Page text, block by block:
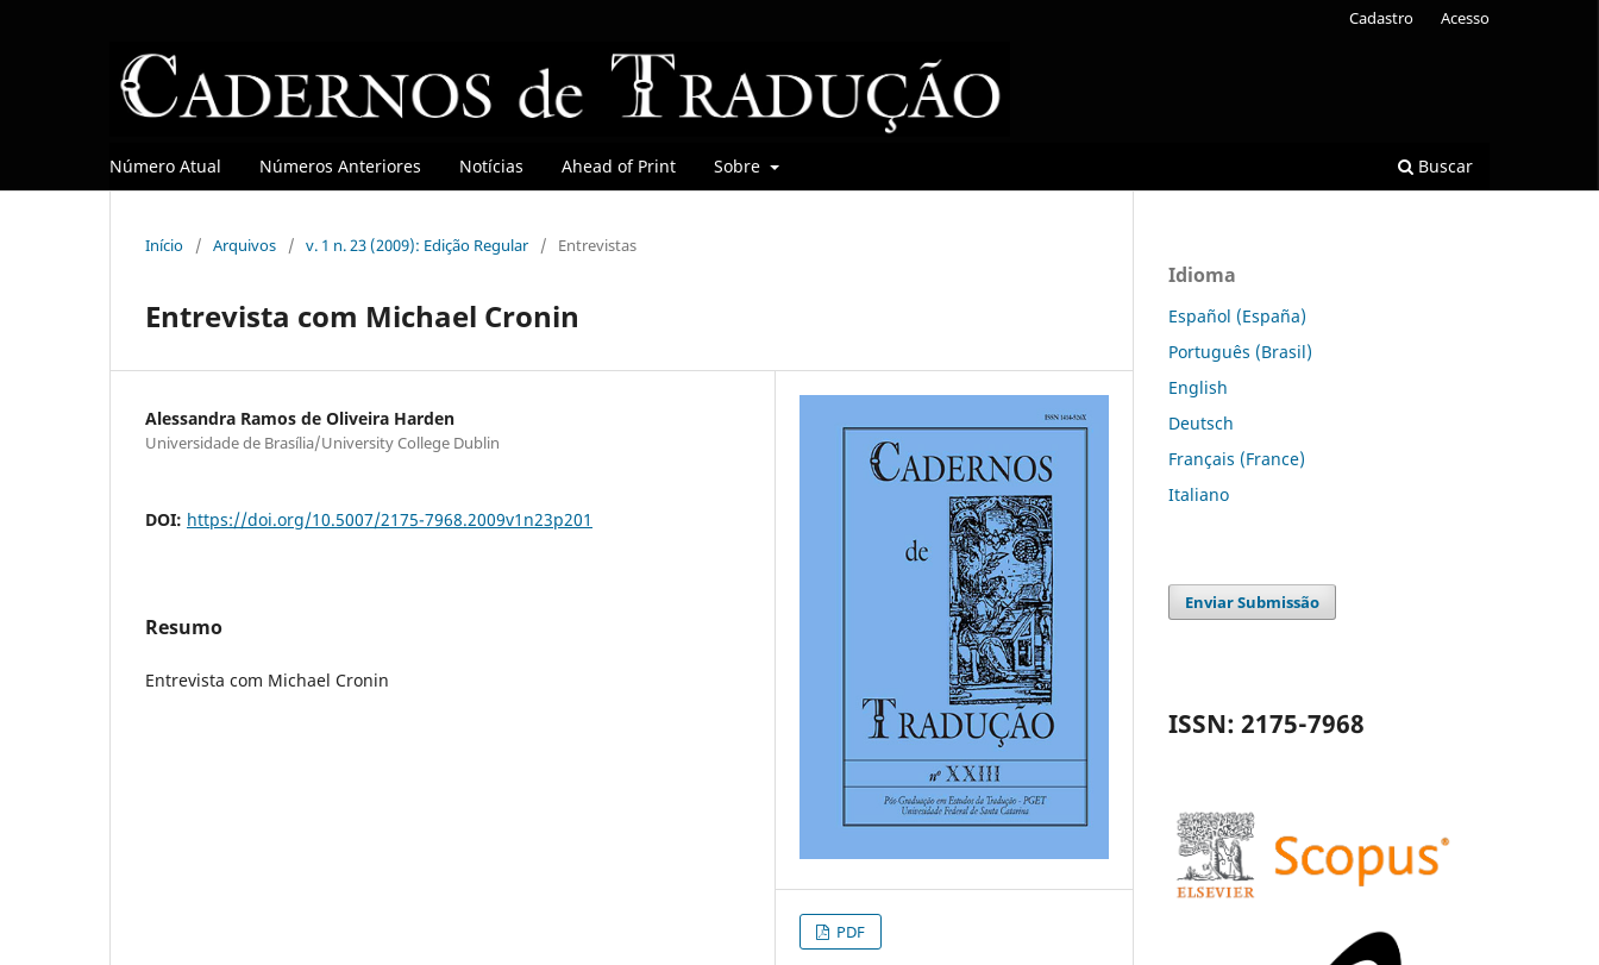
Número Atual Números Anteriores Notícias Ahead of Print Sobre Buscar
Cadastro Acesso
Início / Arquivos / v. 1 n. 23 (2009): Edição Regular / Entrevistas
Entrevista com Michael Cronin
Alessandra Ramos de Oliveira Harden
Universidade de Brasília/University College Dublin
DOI: https://doi.org/10.5007/2175-7968.2009v1n23p201
Resumo
Entrevista com Michael Cronin
PDF
Idioma
Español (España)
Português (Brasil)
English
Deutsch
Français (France)
Italiano
Enviar Submissão
ISSN: 2175-7968